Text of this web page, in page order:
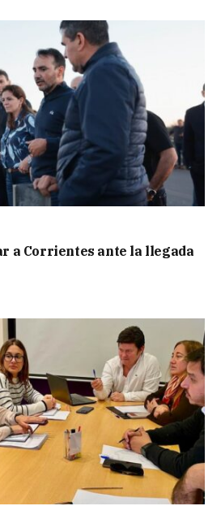
a Corrientes ante la llegada